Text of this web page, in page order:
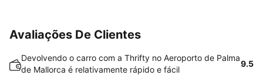
Avaliações De Clientes
Devolvendo o carro com a Thrifty no Aeroporto de Palma
de Mallorca é relativamente rápido e fácil
9.5